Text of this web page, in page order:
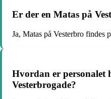
Er der en Matas på
Ja, Matas på Vesterbro findes
Hvordan er personalet
Vesterbrogade?